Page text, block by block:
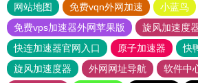
网站地图 免费vqn外网加速
小蓝鸟
免费vps加速器外网苹果版
旋风加速度
快连加速器官网入口
原子加速器
快
旋风加速度器
外网网址导航 软件中